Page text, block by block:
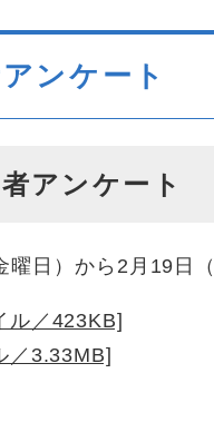
ンケート
アンケート
日）から2月19日
ル／423KB]
／3.33MB]